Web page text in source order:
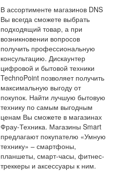
В ассортименте магазинов DNS
Вы всегда сможете выбрать
подходящий товар, а при
возникновении вопросов
получить профессиональную
консультацию. Дискаунтер
цифровой и бытовой техники
TechnoPoint позволяет получить
максимальную выгоду от
покупок. Найти лучшую бытовую
технику по самым выгодным
ценам Вы сможете в магазинах
Фрау-Техника. Магазины Smart
предлагают покупателю «Умную
технику» – смартфоны,
планшеты, смарт-часы, фитнес-
треккеры и аксессуары к ним.